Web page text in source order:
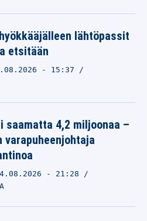
lähtöpassit
etsitään
- 15:37
saamatta 4,2 miljoonaa –
varapuheenjohtaja
- 21:28